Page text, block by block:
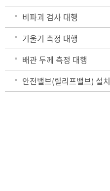
비파괴 검사 대행
기울기 측정 대행
배관 두께 측정 대행
안전밸브(릴리프밸브) 설치